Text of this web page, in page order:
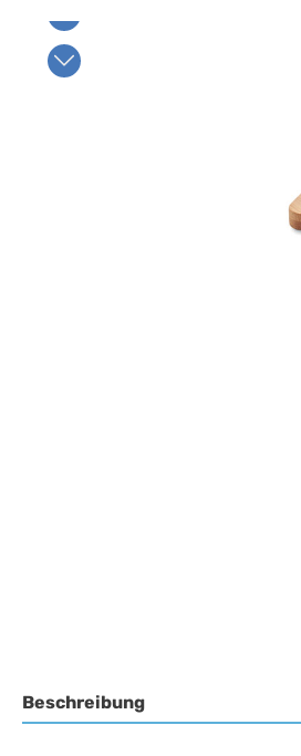
Bildergalerie überspringen
Beschreibung